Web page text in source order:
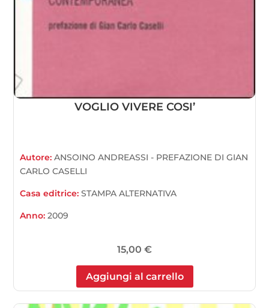
VOGLIO VIVERE COSI’
Autore:ANSOINO ANDREASSI - PREFAZIONE DI GIAN
CARLO CASELLI
Casa editrice:STAMPA ALTERNATIVA
Anno:2009
15,00 €
Aggiungi al carrello